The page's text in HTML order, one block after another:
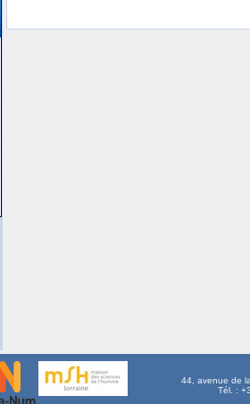
44, avenue de
Tél. :